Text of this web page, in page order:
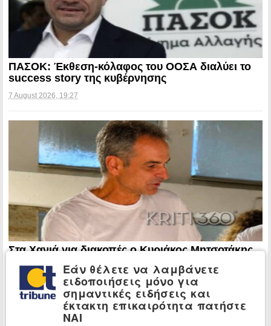
ΠΑΣΟΚ: Έκθεση-κόλαφος του ΟΟΣΑ διαλύει το
success story της κυβέρνησης
7 August 2026, 19:27
Στα Χανιά για διακοπές ο Κυριάκος Μητσοτάκης
7 August 2026, 19:21Εάν θέλετε να λαμβάνετε
ειδοποιήσεις μόνο για
σημαντικές ειδήσεις και
έκτακτη επικαιρότητα πατήστε
ΝΑΙ